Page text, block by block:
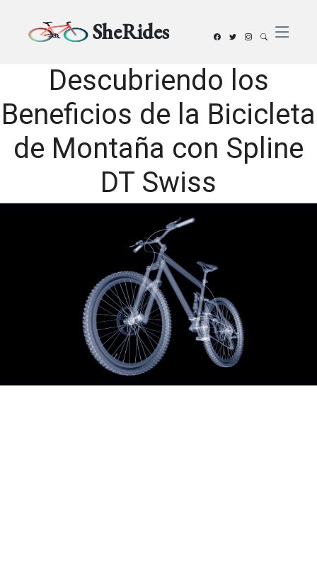
SheRides
Descubriendo los
Beneficios de la Bicicleta
de Montaña con Spline
DT Swiss